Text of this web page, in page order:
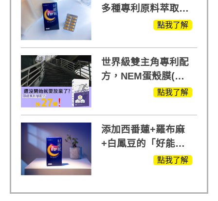
多種專利原料萃取、
白鳳豆、羅布麻、西
晰的關鍵!
點我了解
世界級雙主角專利配
方，NEM蛋殼膜(蛋
白聚醣)+UCll原裝進
+軟骨素
點我了解
添加西番蓮+羅布麻
+白鳳豆的「好能
眠」，獨家專利配
點我了解